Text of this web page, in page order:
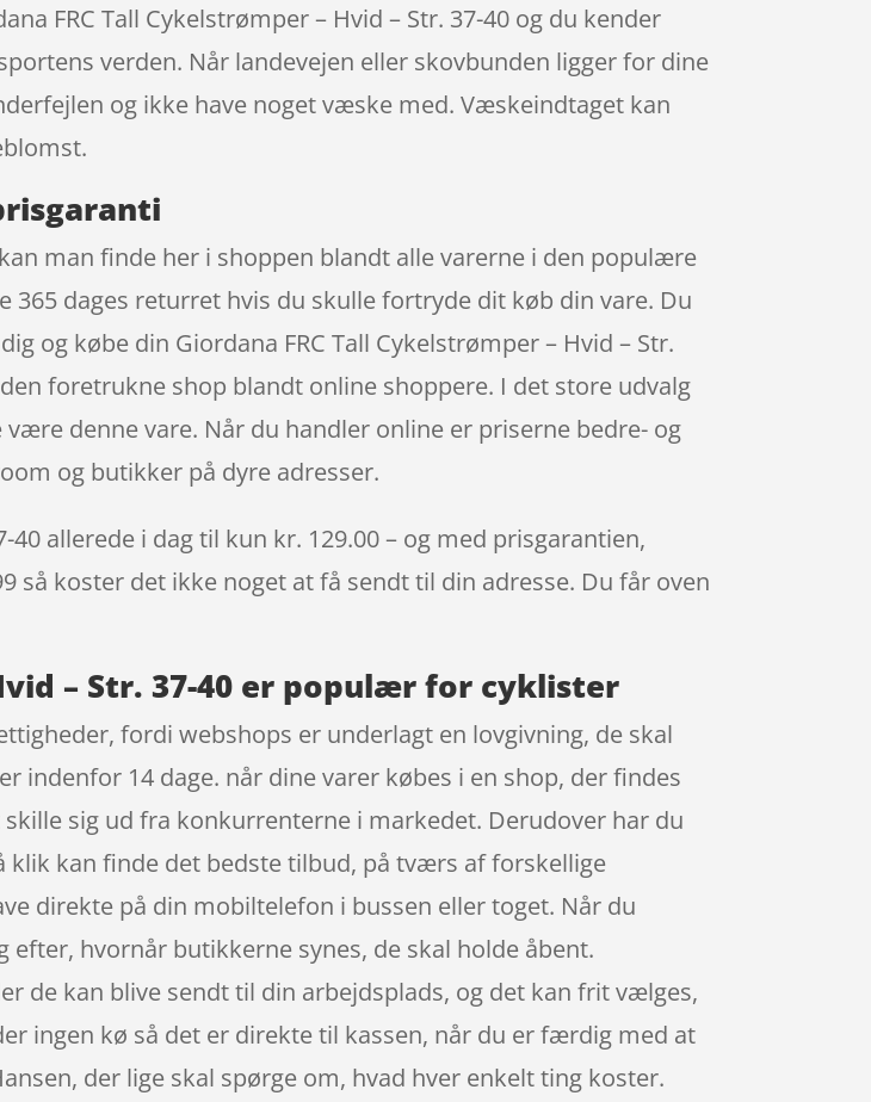
FRC Tall Cykelstrømper – Hvid – Str. 37-40 og du kender
verden. Når landevejen eller skovbunden ligger for dine
og ikke have noget væske med. Væskeindtaget kan
man finde her i shoppen blandt alle varerne i den populære
dages returret hvis du skulle fortryde dit køb din vare. Du
og købe din Giordana FRC Tall Cykelstrømper – Hvid – Str.
foretrukne shop blandt online shoppere. I det store udvalg
denne vare. Når du handler online er priserne bedre- og
og butikker på dyre adresser.
40 allerede i dag til kun kr. 129.00 – og med prisgarantien,
så koster det ikke noget at få sendt til din adresse. Du får oven
– Str. 37-40 er populær for cyklister
fordi webshops er underlagt en lovgivning, de skal
indenfor 14 dage. når dine varer købes i en shop, der findes
sig ud fra konkurrenterne i markedet. Derudover har du
kan finde det bedste tilbud, på tværs af forskellige
direkte på din mobiltelefon i bussen eller toget. Når du
hvornår butikkerne synes, de skal holde åbent.
de kan blive sendt til din arbejdsplads, og det kan frit vælges,
ingen kø så det er direkte til kassen, når du er færdig med at
der lige skal spørge om, hvad hver enkelt ting koster.